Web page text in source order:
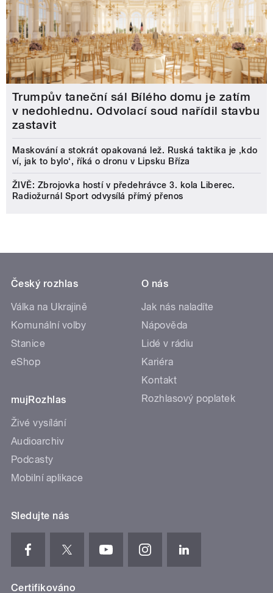
Trumpův taneční sál Bílého domu je zatím
v nedohlednu. Odvolací soud nařídil stavbu
zastavit
Maskování a stokrát opakovaná lež. Ruská taktika je ‚kdo
ví, jak to bylo‘, říká o dronu v Lipsku Bříza
ŽIVĚ: Zbrojovka hostí v předehrávce 3. kola Liberec.
Radiožurnál Sport odvysílá přímý přenos
Český rozhlas
Válka na Ukrajině
Komunální volby
Stanice
eShop
mujRozhlas
Živé vysílání
Audioarchiv
Podcasty
Mobilní aplikace
O nás
Jak nás naladíte
Nápověda
Lidé v rádiu
Kariéra
Kontakt
Rozhlasový poplatek
Sledujte nás
Certifikováno